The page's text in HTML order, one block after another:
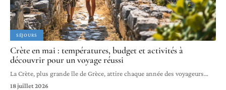
SÉJOURS
Crète en mai : températures, budget et activités à
découvrir pour un voyage réussi
La Crète, plus grande île de Grèce, attire chaque année des voyageurs…
18 juillet 2026